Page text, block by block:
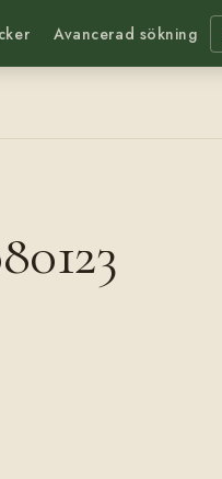
Avancerad sökning